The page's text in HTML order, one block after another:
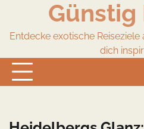
content
Günstig
Entdecke exotische
dich